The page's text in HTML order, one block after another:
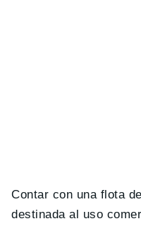
Contar con una flota
destinada al uso